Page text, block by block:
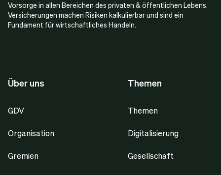
Vorsorge in allen Bereichen des privaten & öffentlichen Lebens.
Versicherungen machen Risiken kalkulierbar und sind ein
Fundament für wirtschaftliches Handeln.
Über uns
GDV
Organisation
Gremien
Themen
Themen
Digitalisierung
Gesellschaft